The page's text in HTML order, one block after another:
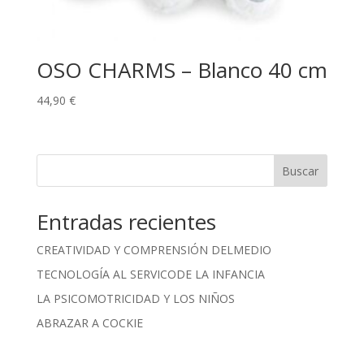
OSO CHARMS – Blanco 40 cm
44,90 €
Buscar
Entradas recientes
CREATIVIDAD Y COMPRENSIÓN DELMEDIO
TECNOLOGÍA AL SERVICODE LA INFANCIA
LA PSICOMOTRICIDAD Y LOS NIÑOS
ABRAZAR A COCKIE